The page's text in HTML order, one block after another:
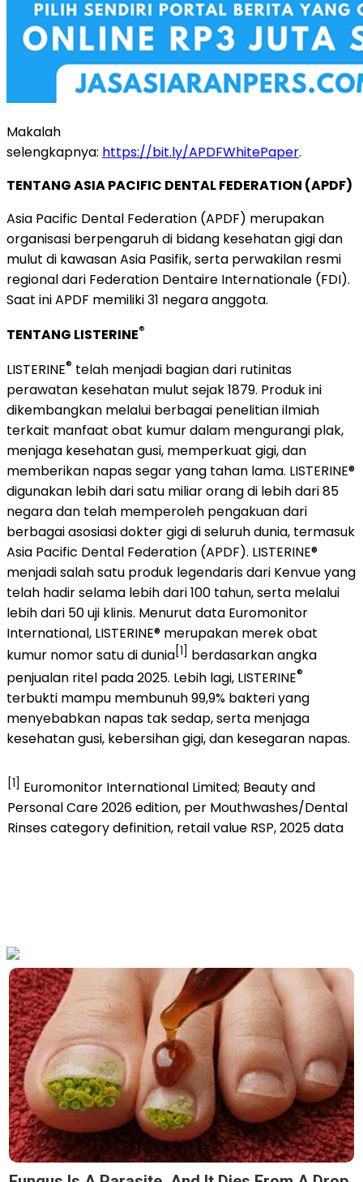
Makalah
selengkapnya: https://bit.ly/APDFWhitePaper.
TENTANG ASIA PACIFIC DENTAL FEDERATION (APDF)
Asia Pacific Dental Federation (APDF) merupakan
organisasi berpengaruh di bidang kesehatan gigi dan
mulut di kawasan Asia Pasifik, serta perwakilan resmi
regional dari Federation Dentaire Internationale (FDI).
Saat ini APDF memiliki 31 negara anggota.
TENTANG LISTERINE®
LISTERINE® telah menjadi bagian dari rutinitas
perawatan kesehatan mulut sejak 1879. Produk ini
dikembangkan melalui berbagai penelitian ilmiah
terkait manfaat obat kumur dalam mengurangi plak,
menjaga kesehatan gusi, memperkuat gigi, dan
memberikan napas segar yang tahan lama. LISTERINE®
digunakan lebih dari satu miliar orang di lebih dari 85
negara dan telah memperoleh pengakuan dari
berbagai asosiasi dokter gigi di seluruh dunia, termasuk
Asia Pacific Dental Federation (APDF). LISTERINE®
menjadi salah satu produk legendaris dari Kenvue yang
telah hadir selama lebih dari 100 tahun, serta melalui
lebih dari 50 uji klinis. Menurut data Euromonitor
International, LISTERINE® merupakan merek obat
kumur nomor satu di dunia [1]
berdasarkan angka
penjualan ritel pada 2025. Lebih lagi, LISTERINE®
terbukti mampu membunuh 99,9% bakteri yang
menyebabkan napas tak sedap, serta menjaga
kesehatan gusi, kebersihan gigi, dan kesegaran napas.
[1] Euromonitor International Limited; Beauty and
Personal Care 2026 edition, per Mouthwashes/Dental
Rinses category definition, retail value RSP, 2025 data